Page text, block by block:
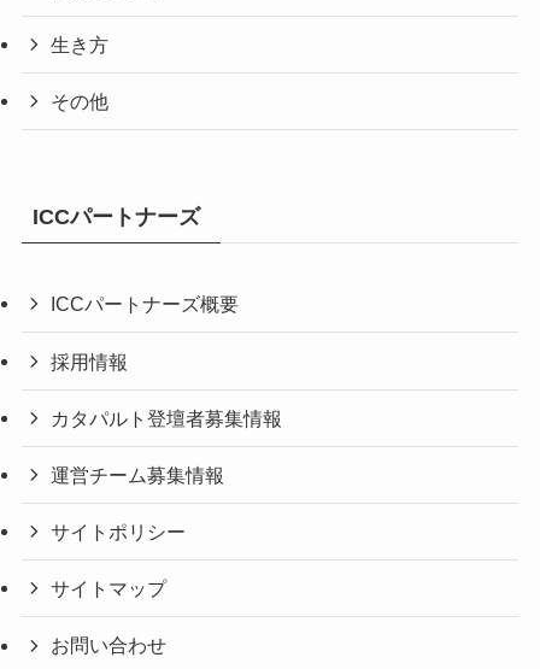
生き方
その他
ICCパートナーズ
ICCパートナーズ概要
採用情報
カタパルト登壇者募集情報
運営チーム募集情報
サイトポリシー
サイトマップ
お問い合わせ